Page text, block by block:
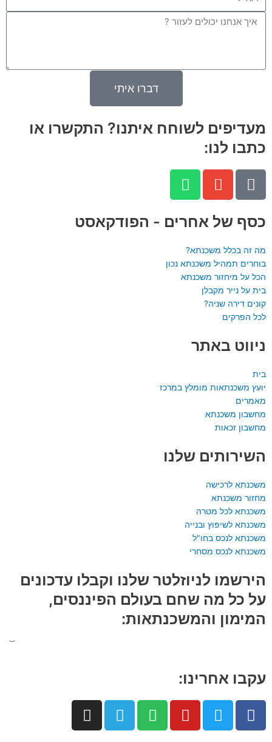
Message
דברו איתי
מעדיפים לשוחח איתנו? התקשרו או
כתבו לנו:
P
h
n
-
a
l
t
E
n
e
o
p
e
W
h
t
a
p
p
הירשמו לניוזלטר שלנו וקבלו עדכונים
על כל מה שחם בעולם הפיננסים,
המימון והמשכנתאות:
עקבו אחרינו:
F
a
T
w
Y
o
S
p
T
e
I
n
השירותים שלנו
משכנתא לרכישה
מחזור משכנתא
משכנתא לכל מטרה
משכנתא לשיפוץ ובנייה
משכנתא לנכס בחו"ל
משכנתא לנכס מסחרי
ניווט באתר
בית
יועץ משכנתאות מומלץ במרכז
מאמרים
מחשבון משכנתא
מחשבון זכאות
כסף של אחרים - הפודקאסט
מה זה בכלל משכנתא?
בוחרים תמהיל משכנתא נכון
הכל על מיחזור משכנתא
בית על נייר מקבלן
קונים דירה שניה?
לכל הפרקים